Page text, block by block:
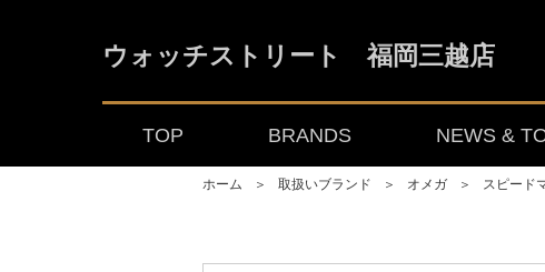
ウォッチストリート 福岡三越店
TOP BRANDS NEWS &
ホーム ＞ 取扱いブランド ＞ オメガ ＞ スピード